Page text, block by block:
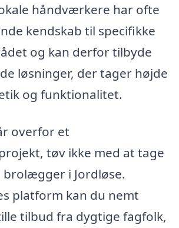
håndværkere har ofte
kendskab til specifikke
og kan derfor tilbyde
løsninger, der tager højde
og funktionalitet.
overfor et
tøv ikke med at tage
i Jordløse.
platform kan du nemt
tilbud fra dygtige fagfolk,